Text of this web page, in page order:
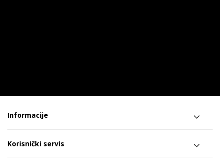
Informacije
Korisnički servis